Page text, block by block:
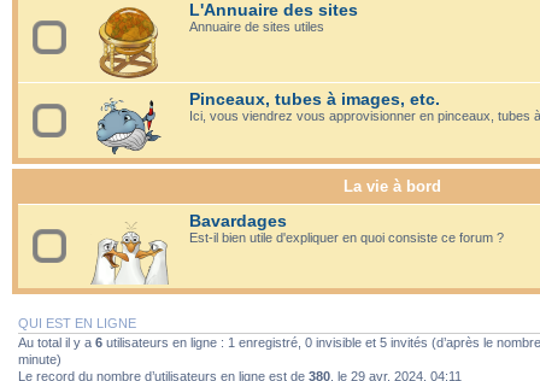
L'Annuaire des sites
Annuaire de sites utiles
Pinceaux, tubes à images, etc.
Ici, vous viendrez vous approvisionner en pinceaux, tubes
La vie à bord
Bavardages
Est-il bien utile d'expliquer en quoi consiste ce forum ?
QUI EST EN LIGNE
Au total il y a 6 utilisateurs en ligne : 1 enregistré, 0 invisible et 5 invités (d’après le
minute)
Le record du nombre d’utilisateurs en ligne est de 380 , le 29 avr. 2024, 04:11